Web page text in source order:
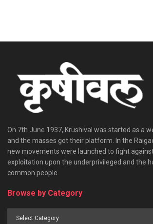
On 7th June 1937, Krushival was started as a
and the masses got their platform. In the
new movements were launched to fight
exploitation upon the underprivileged and the
common people.
Browse by Category
Browse